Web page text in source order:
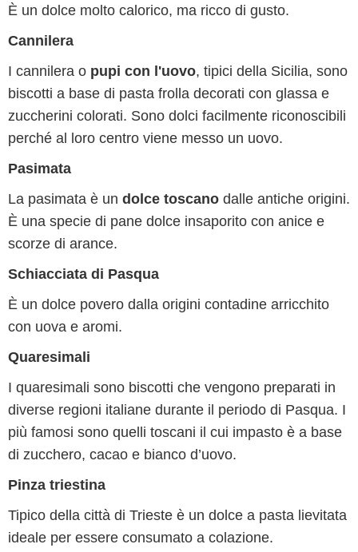
È un dolce molto calorico, ma ricco di gusto.
Cannilera
I cannilera o pupi con l'uovo, tipici della Sicilia, sono
biscotti a base di pasta frolla decorati con glassa e
zuccherini colorati. Sono dolci facilmente riconoscibili
perché al loro centro viene messo un uovo.
Pasimata
La pasimata è un dolce toscano dalle antiche origini.
È una specie di pane dolce insaporito con anice e
scorze di arance.
Schiacciata di Pasqua
È un dolce povero dalla origini contadine arricchito
con uova e aromi.
Quaresimali
I quaresimali sono biscotti che vengono preparati in
diverse regioni italiane durante il periodo di Pasqua. I
più famosi sono quelli toscani il cui impasto è a base
di zucchero, cacao e bianco d’uovo.
Pinza triestina
Tipico della città di Trieste è un dolce a pasta lievitata
ideale per essere consumato a colazione.